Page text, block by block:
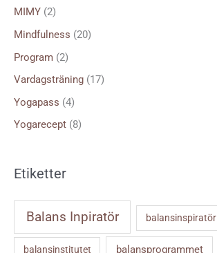
MIMY (2)
Mindfulness (20)
Program (2)
Vardagsträning (17)
Yogapass (4)
Yogarecept (8)
Etiketter
Balans Inpiratör balansinspiratör
balansinstitutet balansprogrammet